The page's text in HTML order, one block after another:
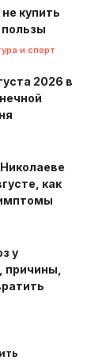
купить
и спорт
2026 в
как
у